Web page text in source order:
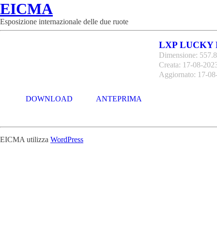
EICMA
Esposizione internazionale delle due ruote
LXP LUCKY
Dimensione:
Creata: 17-08-
Aggiornato: 17-
DOWNLOAD ANTEPRIMA
EICMA utilizza WordPress